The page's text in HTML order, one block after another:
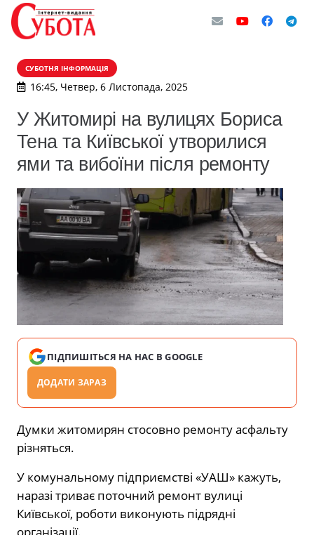
СУБОТНЯ ІНФОРМАЦІЯ
16:45, Четвер, 6 Листопада, 2025
У Житомирі на вулицях Бориса
Тена та Київської утворилися
ями та вибоїни після ремонту
ПІДПИШІТЬСЯ НА НАС В GOOGLE
ДОДАТИ ЗАРАЗ
Думки житомирян стосовно ремонту асфальту
різняться.
У комунальному підприємстві «УАШ» кажуть,
наразі триває поточний ремонт вулиці
Київської, роботи виконують підрядні